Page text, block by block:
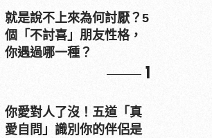
就是說不上來為何討厭？5
個「不討喜」朋友性格，
你遇過哪一種？
1
你愛對人了沒！五道「真
愛自問」識別你的伴侶是